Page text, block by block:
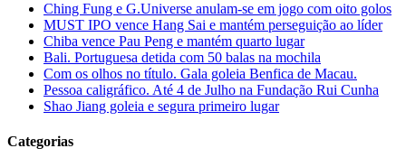
Ching Fung e G.Universe anulam-se em jogo com oito golos
MUST IPO vence Hang Sai e mantém perseguição ao líder
Chiba vence Pau Peng e mantém quarto lugar
Bali. Portuguesa detida com 50 balas na mochila
Com os olhos no título. Gala goleia Benfica de Macau.
Pessoa caligráfico. Até 4 de Julho na Fundação Rui Cunha
Shao Jiang goleia e segura primeiro lugar
Categorias